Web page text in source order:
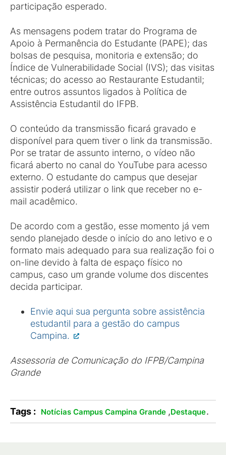
participação esperado.
As mensagens podem tratar do Programa de
Apoio à Permanência do Estudante (PAPE); das
bolsas de pesquisa, monitoria e extensão; do
Índice de Vulnerabilidade Social (IVS); das visitas
técnicas; do acesso ao Restaurante Estudantil;
entre outros assuntos ligados à Política de
Assistência Estudantil do IFPB.
O conteúdo da transmissão ficará gravado e
disponível para quem tiver o link da transmissão.
Por se tratar de assunto interno, o vídeo não
ficará aberto no canal do YouTube para acesso
externo. O estudante do campus que desejar
assistir poderá utilizar o link que receber no e-
mail acadêmico.
De acordo com a gestão, esse momento já vem
sendo planejado desde o início do ano letivo e o
formato mais adequado para sua realização foi o
on-line devido à falta de espaço físico no
campus, caso um grande volume dos discentes
decida participar.
Envie aqui sua pergunta sobre assistência
estudantil para a gestão do campus
Campina.
Assessoria de Comunicação do IFPB/Campina
Grande
Tags : Notícias Campus Campina Grande ,Destaque.